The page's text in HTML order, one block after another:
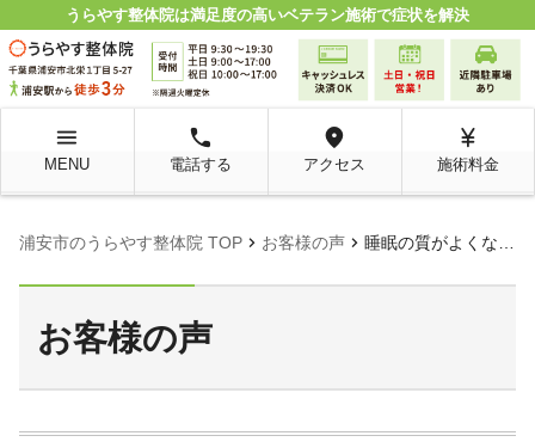
うらやす整体院は満足度の高いベテラン施術で症状を解決
menu
MENU
local_phone
電話する
room
アクセス
currency_yen
施術料金
浦安市のうらやす整体院 TOP chevron_right お客様の声 chevron_right 睡眠の質がよくなりました。
お客様の声